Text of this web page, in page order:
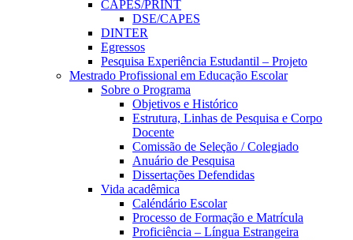
CAPES/PRINT
DSE/CAPES
DINTER
Egressos
Pesquisa Experiência Estudantil – Projeto
Mestrado Profissional em Educação Escolar
Sobre o Programa
Objetivos e Histórico
Estrutura, Linhas de Pesquisa e Corpo
Docente
Comissão de Seleção / Colegiado
Anuário de Pesquisa
Dissertações Defendidas
Vida acadêmica
Caléndário Escolar
Processo de Formação e Matrícula
Proficiência – Língua Estrangeira